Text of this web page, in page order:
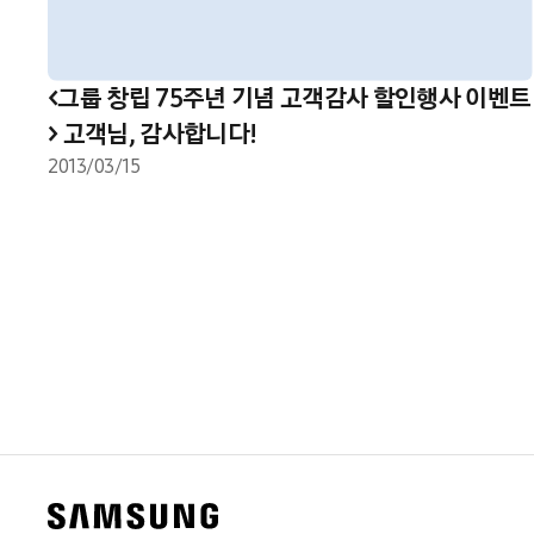
<그룹 창립 75주년 기념 고객감사 할인행사 이벤트
> 고객님, 감사합니다!
2013/03/15